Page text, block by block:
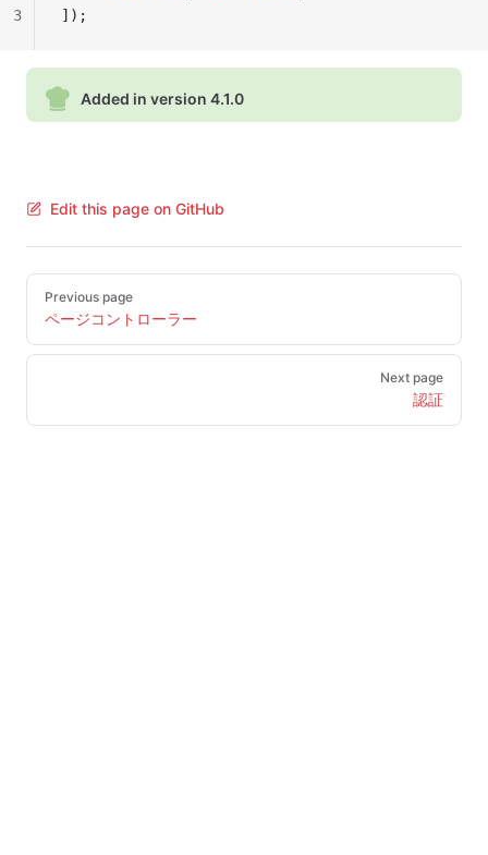
]);
3
Added in version 4.1.0
Edit this page on GitHub
Pager
Previous page
ページコントローラー
Next page
認証